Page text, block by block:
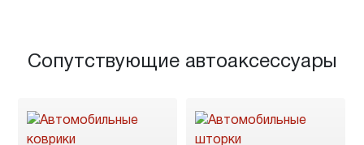
Сопутствующие автоаксессуары